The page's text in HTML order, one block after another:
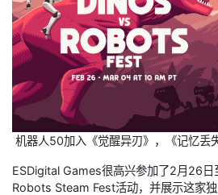
机器人50加入《觉醒异刃》，《记忆丢
ESDigital Games很高兴参加了2月26
Robots Steam Fest活动，并展示这家